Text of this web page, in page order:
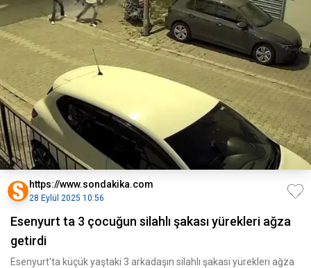
https://www.sondakika.com
28 Eylül 2025 10:56
Esenyurt ta 3 çocuğun silahlı şakası yürekleri ağza
getirdi
Esenyurt'ta küçük yaştaki 3 arkadaşın silahlı şakası yürekleri ağza